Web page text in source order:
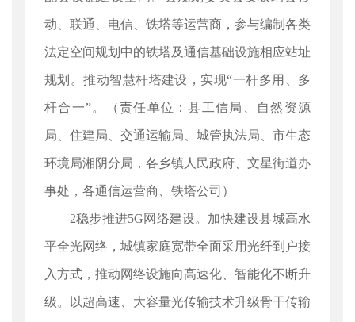
动、联通、电信、铁塔等运营商，参与编制各类
法定空间规划中的铁塔及通信基础设施相应站址
规划。推动智慧杆塔建设，实现“一杆多用、多
杆合一”。（责任单位：县工信局、自然资源
局、住建局、交通运输局、城管执法局、市生态
环境局湘阴分局，各乡镇人民政府、文星街道办
事处，各通信运营商、铁塔公司）
2稳步推进5G网络建设。加快建设县城高水
平全光网络，城镇家庭宽带全面采用光纤到户接
入方式，推动网络设施向高速化、智能化不断升
级。以超高速、大容量光传输技术升级骨干传输